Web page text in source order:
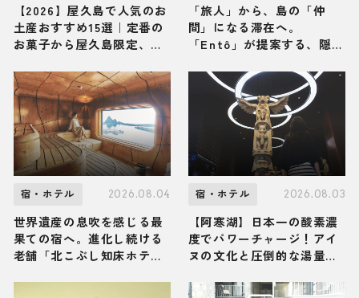
【2026】屋久島で人気のお
土産おすすめ15選｜定番の
お菓子から屋久島限定、ば
「旅人」から、島の「仲
間」になる滞在へ。
「Entô」が提案する、隠
に触れる特別な体験
宿・ホテル 2026.08.04
世界遺産の息吹を感じる最
果ての宿へ。進化し続ける
老舗「北こぶし知床ホテル
宿・ホテル 2026.08.03
【阿寒湖】日本一の酸素濃
度でパワーチャージ！アイ
ヌの文化と圧倒的な湯量の
かん遊久の里 鶴雅」へ